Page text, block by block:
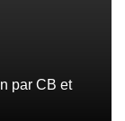
par CB et